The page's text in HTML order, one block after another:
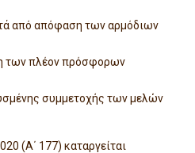
από απόφαση των αρμόδιων
των πλέον πρόσφορων
συμμετοχής των μελών
(Α΄ 177) καταργείται